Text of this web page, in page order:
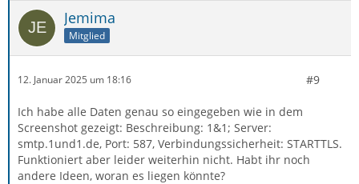
Jemima
Mitglied
12. Januar 2025 um 18:16 #9
Ich habe alle Daten genau so eingegeben wie in dem
Screenshot gezeigt: Beschreibung: 1&1; Server:
smtp.1und1.de, Port: 587, Verbindungssicherheit: STARTTLS.
Funktioniert aber leider weiterhin nicht. Habt ihr noch
andere Ideen, woran es liegen könnte?